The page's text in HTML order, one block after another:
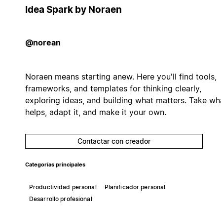
Idea Spark by Noraen
@norean
Noraen means starting anew. Here you'll find tools,
frameworks, and templates for thinking clearly,
exploring ideas, and building what matters. Take
helps, adapt it, and make it your own.
Contactar con creador
Categorías principales
Productividad personal
Planificador personal
Desarrollo profesional